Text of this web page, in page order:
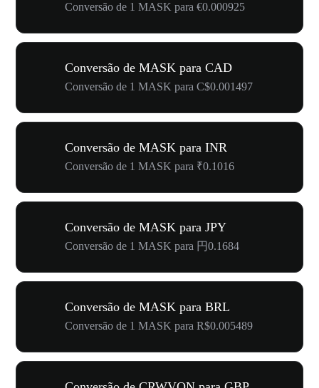
Conversão de 1 MASK para €0.000925
Conversão de MASK para CAD
Conversão de 1 MASK para C$0.001497
Conversão de MASK para INR
Conversão de 1 MASK para ₹0.1016
Conversão de MASK para JPY
Conversão de 1 MASK para 円0.1684
Conversão de MASK para BRL
Conversão de 1 MASK para R$0.005489